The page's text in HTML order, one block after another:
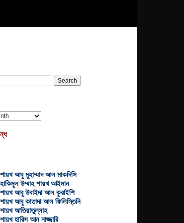
শায়খ আবু মুহাম্মাদ আল মাকদিসি
হাকিমুল উম্মাহ শায়খ আইমান
শায়খ আবু উবাইদা আল কুরাইশি
শায়খ আবু কাতাদা আল ফিলিস্তিনি
শায়খ আতিয়াতুল্লাহ
শায়খ হারিস আন নাজ্জারি